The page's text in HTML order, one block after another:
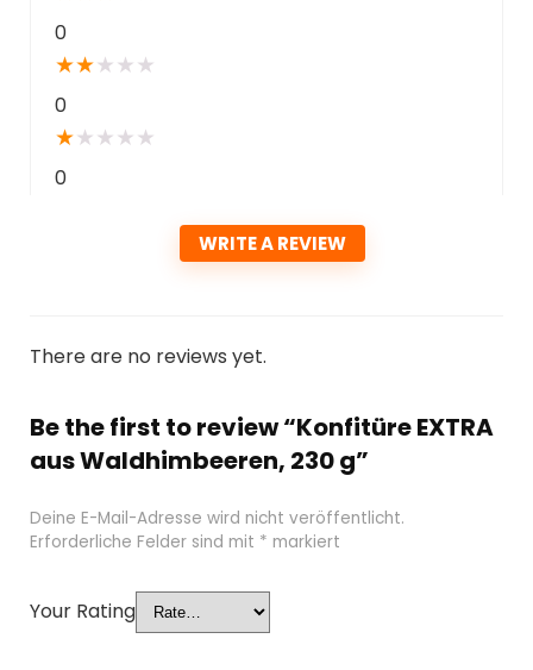
0
★★★ ★ ★
0
★★ ★ ★ ★
0
WRITE A REVIEW
There are no reviews yet.
Be the first to review “Konfitüre EXTRA
aus Waldhimbeeren, 230 g”
Deine E-Mail-Adresse wird nicht veröffentlicht.
Erforderliche Felder sind mit * markiert
Your Rating